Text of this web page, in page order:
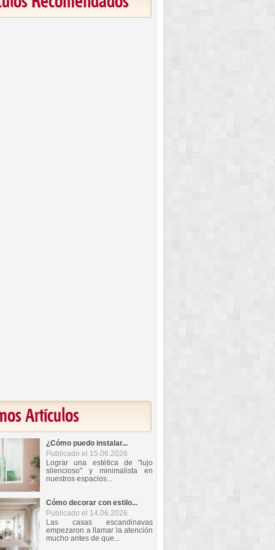
Artículos
¿Cómo puedo instalar...
Publicado el 15.06.2026
Lograr una estética de "lujo
silencioso" y minimalista en
nuestros espacios...
Cómo decorar con estilo...
Publicado el 14.06.2026
Las casas escandinavas
empezaron a llamar la atención
mucho antes de que...